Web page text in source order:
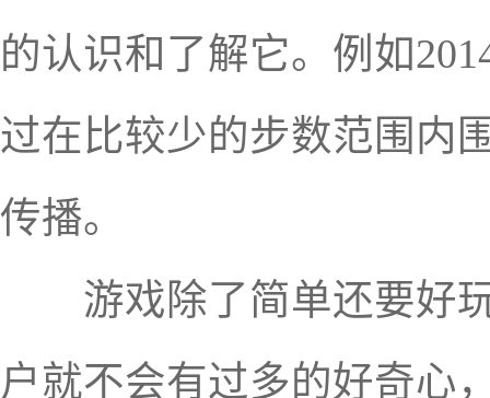
的认识和了解它。例如
过在比较少的步数范围内
传播。
游戏除了简单还要好玩
户就不会有过多的好奇心